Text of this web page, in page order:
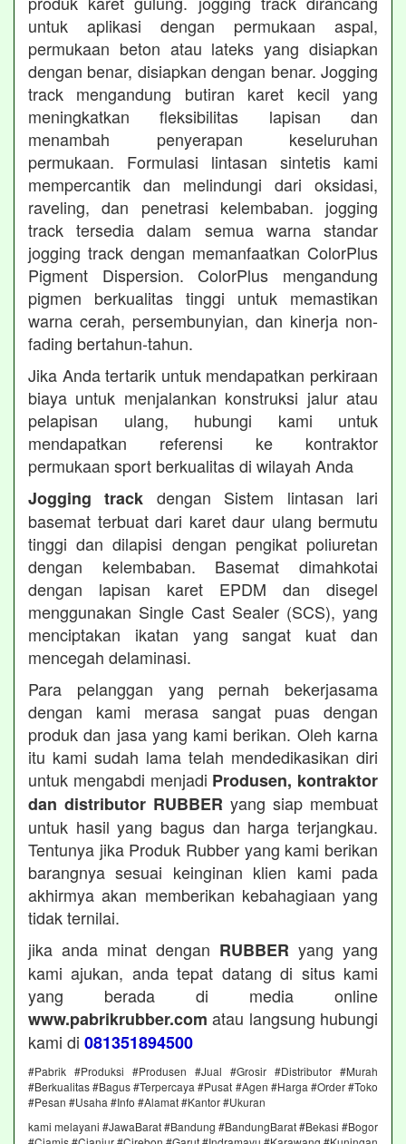
untuk aplikasi dengan permukaan aspal,
permukaan beton atau lateks yang disiapkan
dengan benar, disiapkan dengan benar. Jogging
track mengandung butiran karet kecil yang
meningkatkan fleksibilitas lapisan dan
menambah penyerapan keseluruhan
permukaan. Formulasi lintasan sintetis kami
mempercantik dan melindungi dari oksidasi,
raveling, dan penetrasi kelembaban. jogging
track tersedia dalam semua warna standar
jogging track dengan memanfaatkan ColorPlus
Pigment Dispersion. ColorPlus mengandung
pigmen berkualitas tinggi untuk memastikan
warna cerah, persembunyian, dan kinerja non-
fading bertahun-tahun.
Jika Anda tertarik untuk mendapatkan perkiraan
biaya untuk menjalankan konstruksi jalur atau
pelapisan ulang, hubungi kami untuk
mendapatkan referensi ke kontraktor
permukaan sport berkualitas di wilayah Anda
Jogging track dengan Sistem lintasan lari
basemat terbuat dari karet daur ulang bermutu
tinggi dan dilapisi dengan pengikat poliuretan
dengan kelembaban. Basemat dimahkotai
dengan lapisan karet EPDM dan disegel
menggunakan Single Cast Sealer (SCS), yang
menciptakan ikatan yang sangat kuat dan
mencegah delaminasi.
Para pelanggan yang pernah bekerjasama
dengan kami merasa sangat puas dengan
produk dan jasa yang kami berikan. Oleh karna
itu kami sudah lama telah mendedikasikan diri
untuk mengabdi menjadi Produsen, kontraktor
dan distributor RUBBER yang siap membuat
untuk hasil yang bagus dan harga terjangkau.
Tentunya jika Produk Rubber yang kami berikan
barangnya sesuai keinginan klien kami pada
akhirmya akan memberikan kebahagiaan yang
tidak ternilai.
jika anda minat dengan RUBBER yang yang
kami ajukan, anda tepat datang di situs kami
yang berada di media online
www.pabrikrubber.com atau langsung hubungi
kami di 081351894500
#Pabrik #Produksi #Produsen #Jual #Grosir #Distributor #Murah
#Berkualitas #Bagus #Terpercaya #Pusat #Agen #Harga #Order #Toko
#Pesan #Usaha #Info #Alamat #Kantor #Ukuran
kami melayani #JawaBarat #Bandung #BandungBarat #Bekasi #Bogor